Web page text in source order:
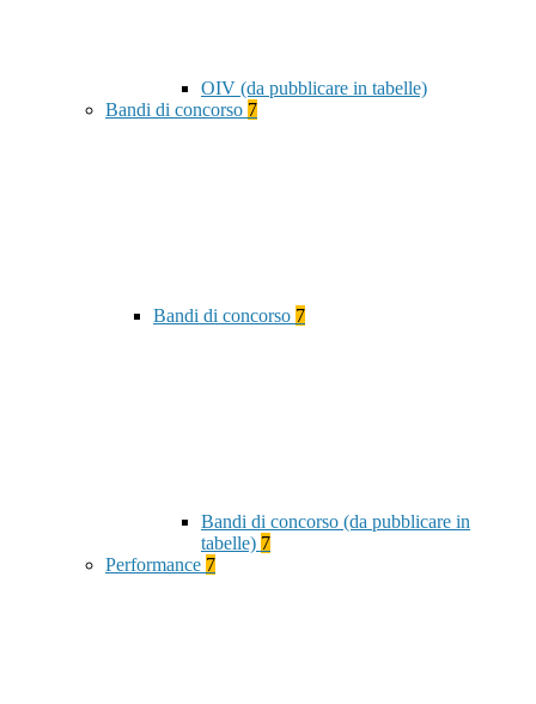
OIV (da pubblicare in tabelle)
Bandi di concorso 7
Bandi di concorso 7
Bandi di concorso (da pubblicare in
tabelle) 7
Performance 7